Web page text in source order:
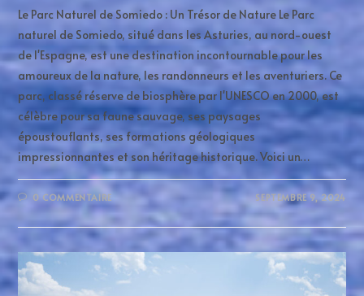
Le Parc Naturel de Somiedo : Un Trésor de Nature Le Parc
naturel de Somiedo, situé dans les Asturies, au nord-ouest
de l'Espagne, est une destination incontournable pour les
amoureux de la nature, les randonneurs et les aventuriers. Ce
parc, classé réserve de biosphère par l'UNESCO en 2000, est
célèbre pour sa faune sauvage, ses paysages
époustouflants, ses formations géologiques
impressionnantes et son héritage historique. Voici un…
0 COMMENTAIRE SEPTEMBRE 9, 2024